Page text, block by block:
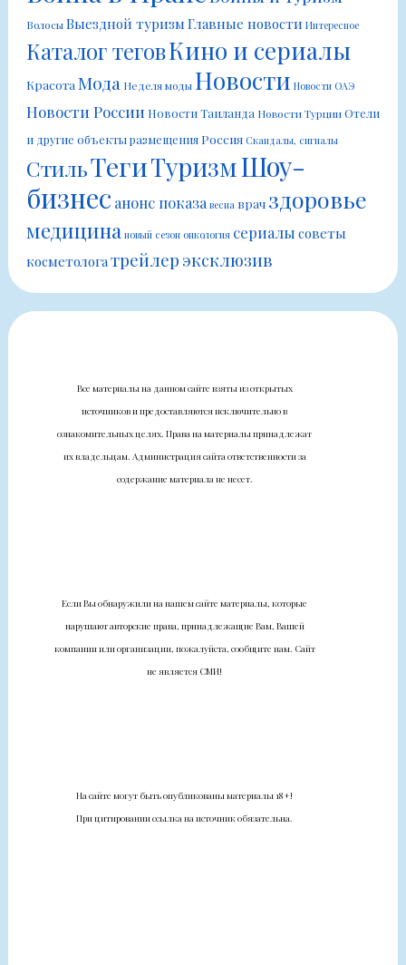
ВолосыВыездной туризмГлавные новости Интересное
Каталог теговКино и сериалы
Красота Мода Неделя моды Новости Новости ОАЭ
Новости России Новости Таиланда Новости ТурцииОтели
и другие объекты размещенияРоссия Скандалы, сигналы
СтильТегиТуризмШоу-
бизнес анонс показа весна врач здоровье
медицина новый сезон онкология сериалы советы
косметологатрейлер эксклюзив
Все материалы на данном сайте взяты из открытых
источников и предоставляются исключительно в
ознакомительных целях. Права на материалы принадлежат
их владельцам. Администрация сайта ответственности за
содержание материала не несет.
Если Вы обнаружили на нашем сайте материалы, которые
нарушают авторские права, принадлежащие Вам, Вашей
компании или организации, пожалуйста, сообщите нам. Сайт
не является СМИ!
На сайте могут быть опубликованы материалы 18+!
При цитировании ссылка на источник обязательна.